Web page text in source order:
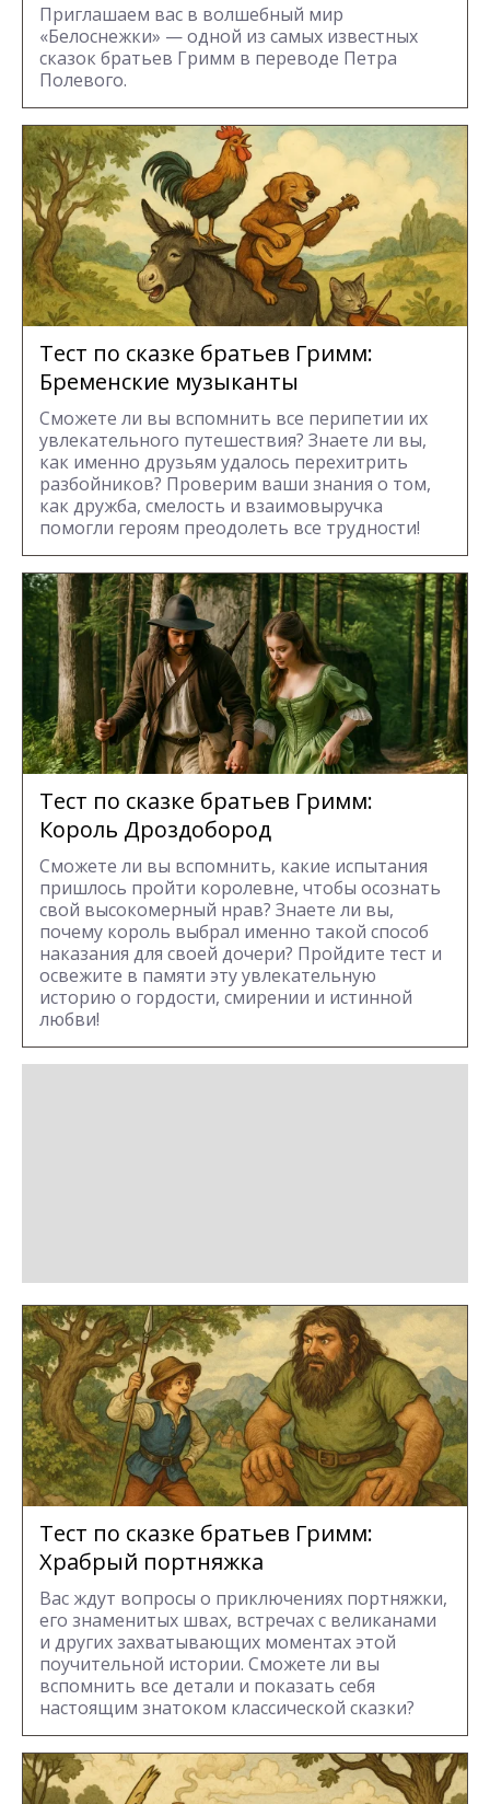
Приглашаем вас в волшебный мир
«Белоснежки» — одной из самых известных
сказок братьев Гримм в переводе Петра
Полевого.
Тест по сказке братьев Гримм:
Бременские музыканты
Сможете ли вы вспомнить все перипетии их
увлекательного путешествия? Знаете ли вы,
как именно друзьям удалось перехитрить
разбойников? Проверим ваши знания о том,
как дружба, смелость и взаимовыручка
помогли героям преодолеть все трудности!
Тест по сказке братьев Гримм:
Король Дроздобород
Сможете ли вы вспомнить, какие испытания
пришлось пройти королевне, чтобы осознать
свой высокомерный нрав? Знаете ли вы,
почему король выбрал именно такой способ
наказания для своей дочери? Пройдите тест и
освежите в памяти эту увлекательную
историю о гордости, смирении и истинной
любви!
Тест по сказке братьев Гримм:
Храбрый портняжка
Вас ждут вопросы о приключениях портняжки,
его знаменитых швах, встречах с великанами
и других захватывающих моментах этой
поучительной истории. Сможете ли вы
вспомнить все детали и показать себя
настоящим знатоком классической сказки?